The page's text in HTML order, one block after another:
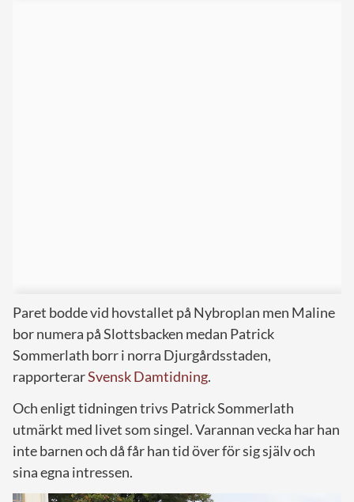
Paret bodde vid hovstallet på Nybroplan men Maline
bor numera på Slottsbacken medan Patrick
Sommerlath borr i norra Djurgårdsstaden,
rapporterarSvensk Damtidning.
Och enligt tidningen trivs Patrick Sommerlath
utmärkt med livet som singel. Varannan vecka har han
inte barnen och då får han tid över för sig själv och
sina egna intressen.